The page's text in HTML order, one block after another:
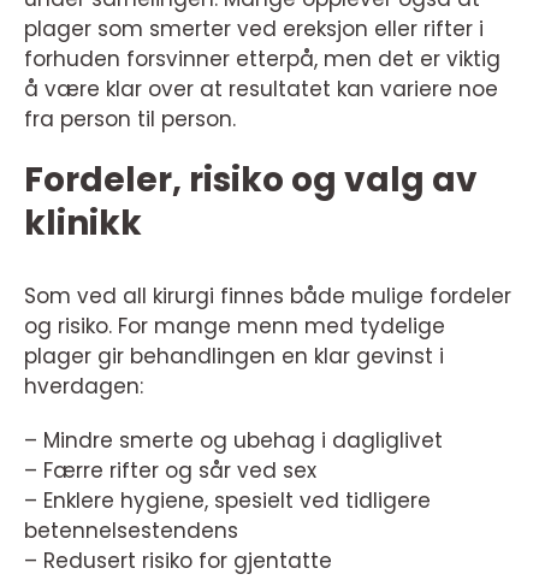
plager som smerter ved ereksjon eller rifter i
forhuden forsvinner etterpå, men det er viktig
å være klar over at resultatet kan variere noe
fra person til person.
Fordeler, risiko og valg av
klinikk
Som ved all kirurgi finnes både mulige fordeler
og risiko. For mange menn med tydelige
plager gir behandlingen en klar gevinst i
hverdagen:
– Mindre smerte og ubehag i dagliglivet
– Færre rifter og sår ved sex
– Enklere hygiene, spesielt ved tidligere
betennelsestendens
– Redusert risiko for gjentatte